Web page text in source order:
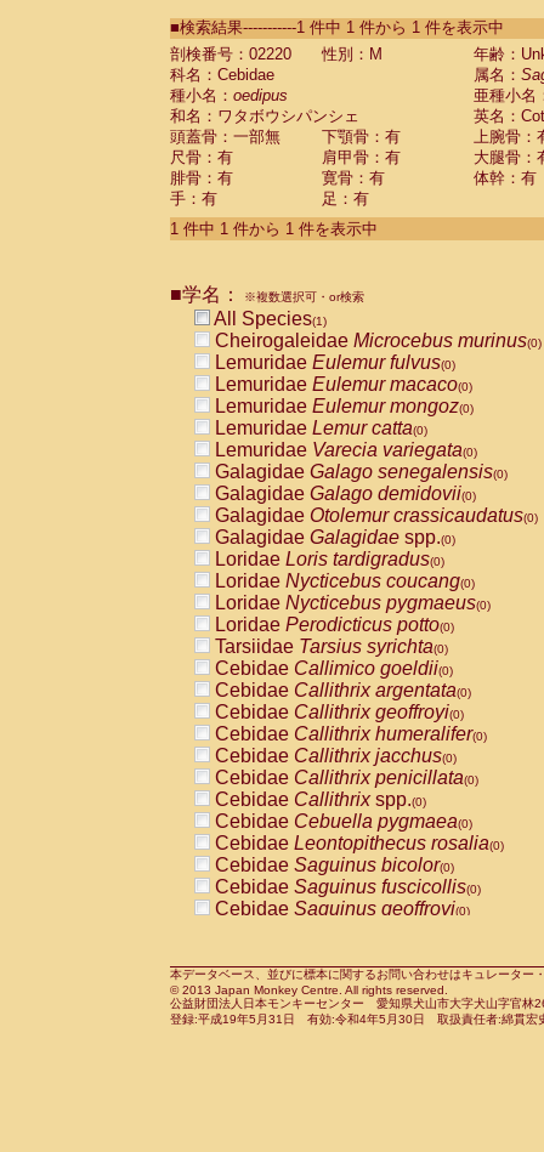
CebidaeSaguinus labiatus(0)
Cebidae Saguinus leucopus (0)
Cebidae
Cebidae
CebidaeSaguinus nigricollis (0)
Cebidae Saguinus oedipus
Cebidae Saguinus weddelli
Cebidae Saguinusspp.
Cebidae Aotus trivirgatus
Cebidae Cebus albifrons
CebidaeCebus nigrivittatus
CebidaeCebus
CebidaeSaimiri boliviensis(0)
CebidaeSaimiri sciureus(0)
AtelidaeAlouatta caraya(0)
AtelidaeAlouatta fusca(0)
AtelidaeAlouatta seniculus
AtelidaeAlouattaspp.(0)
AtelidaeAteles belzebuth(0)
AtelidaeAteles geoffroyi(0)
AtelidaeAteles paniscus(0)
AtelidaeAtelesspp.(0)
Atelidae Lagothrix lagothricha
AtelidaeLagothrix lagothricha cana
PitheciidaeCacajao calvus
PitheciidaeCallicebus cupreus
PitheciidaeCallicebus donacophilus
PitheciidaeCallicebus moloch
PitheciidaeCallicebus torquatus
PitheciidaeCallicebusspp.(0)
PitheciidaeChiropotes satanas(0)
PitheciidaePithecia monachus
PitheciidaePithecia pithecia(0)
CercopithecidaeCercocebus agilis
CercopithecidaeCercocebus
CercopithecidaeCercocebus
CercopithecidaeCercocebus
CercopithecidaeCercocebus
CercopithecidaeCercocebushybrid
CercopithecidaePapio anubis(0)
CercopithecidaePapio cynocephalus
CercopithecidaePapio hamadryas(0)
■検索結果-----------1 件中 1 件から 1 件を表示中
剖検番号：02220
性別：M
年齢：
科名：Cebidae
属名：
種小名： oedipus
亜種小名
和名：ワタボウシパンシェ
英名：
頭蓋骨：一部無
下顎骨：有
上腕骨：
尺骨：有
肩甲骨：有
大腿骨：
腓骨：有
寛骨：有
体幹：有
手：有
足：有
1 件中 1 件から 1 件を表示中
■学名： ※複数選択可・or検索
All Species(1)
Cheirogaleidae Microcebus murinus(0)
Lemuridae Eulemur fulvus(0)
Lemuridae Eulemur macaco(0)
Lemuridae Eulemur mongoz(0)
Lemuridae Lemur catta(0)
Lemuridae Varecia variegata(0)
Galagidae Galago senegalensis(0)
Galagidae Galago demidovii(0)
Galagidae Otolemur crassicaudatus(0)
Galagidae Galagidae spp.(0)
Loridae Loris tardigradus(0)
Loridae Nycticebus coucang(0)
Loridae Nycticebus pygmaeus(0)
Loridae Perodicticus potto(0)
Tarsiidae Tarsius syrichta(0)
Cebidae Callimico goeldii(0)
Cebidae Callithrix argentata(0)
Cebidae Callithrix geoffroyi(0)
Cebidae Callithrix humeralifer(0)
Cebidae Callithrix jacchus(0)
Cebidae Callithrix penicillata(0)
Cebidae Callithrixspp.(0)
Cebidae Cebuella pygmaea(0)
Cebidae Leontopithecus rosalia(0)
Cebidae Saguinus bicolor(0)
Cebidae Saguinus fuscicollis(0)
Cebidae Saguinus geoffroyi(0)
CebidaeSaguinus leucopus(0)
CebidaeSaguinus midas(0)
Cebidae Saguinus mystax(0)
本データベース、並びに標本に関するお問い合わせはキュレータ
© 2013 Japan Monkey Centre. All rights reserved.
公益財団法人日本モンキーセンター 愛知県犬山市大字犬山字官
登録:平成19年5月31日 有効:令和4年5月30日 取扱責任者:綿貫宏